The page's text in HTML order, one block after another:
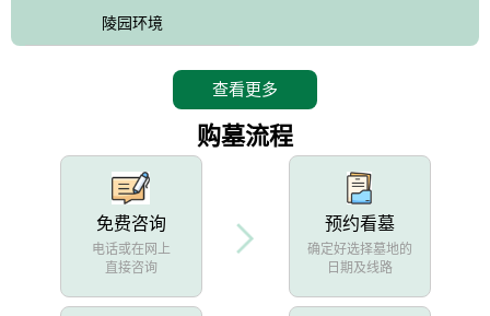
陵园环境
查看更多
购墓流程
免费咨询
电话或在网上
直接咨询
预约看墓
确定好选择墓地的
日期及线路